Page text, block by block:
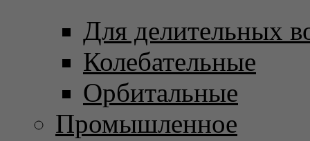
Для делительных
Колебательные
Орбитальные
Промышленное